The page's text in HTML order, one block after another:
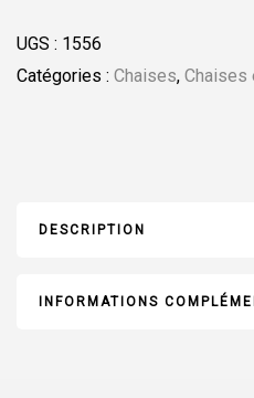
UGS : 1556
Catégories : Chaises, Chaises
DESCRIPTION
INFORMATIONS